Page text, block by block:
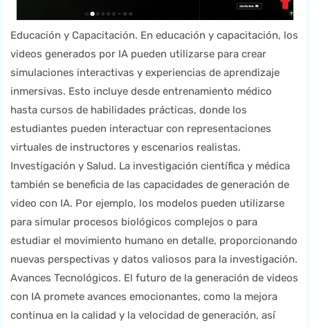
Educación y Capacitación. En educación y capacitación, los
videos generados por IA pueden utilizarse para crear
simulaciones interactivas y experiencias de aprendizaje
inmersivas. Esto incluye desde entrenamiento médico
hasta cursos de habilidades prácticas, donde los
estudiantes pueden interactuar con representaciones
virtuales de instructores y escenarios realistas.
Investigación y Salud. La investigación científica y médica
también se beneficia de las capacidades de generación de
video con IA. Por ejemplo, los modelos pueden utilizarse
para simular procesos biológicos complejos o para
estudiar el movimiento humano en detalle, proporcionando
nuevas perspectivas y datos valiosos para la investigación.
Avances Tecnológicos. El futuro de la generación de videos
con IA promete avances emocionantes, como la mejora
continua en la calidad y la velocidad de generación, así